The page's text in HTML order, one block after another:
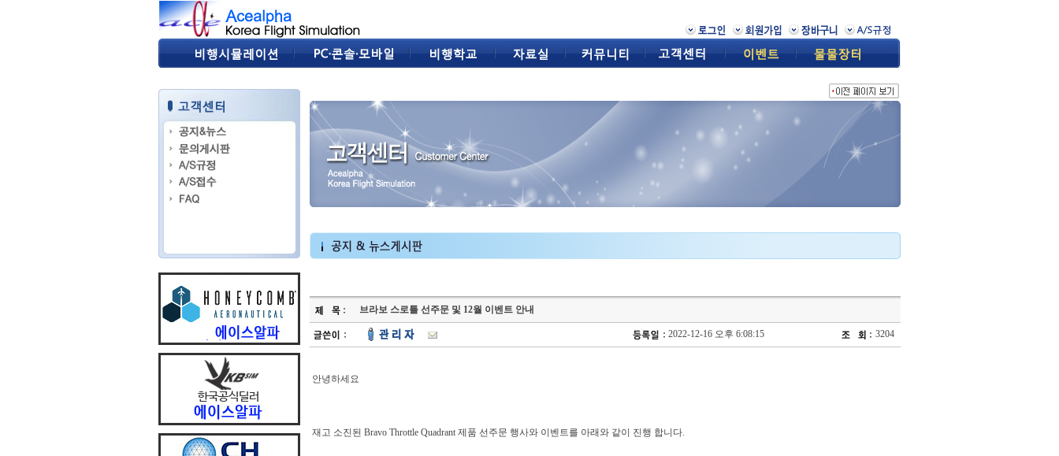
브라보 스로틀 선주문 및 12월 이벤트 안내
2022-12-16 오후 6:08:15 3204
안녕하세요
재고 소진된 Bravo Throttle Quadrant 제품 선주문 행사와 이벤트를 아래와 같이 진행 합니다.